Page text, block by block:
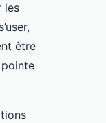
les
être